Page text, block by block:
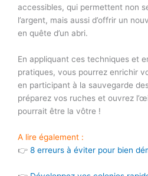
accessibles, qui permettent non
l’argent, mais aussi d’offrir un
en quête d’un abri.
En appliquant ces techniques et
pratiques, vous pourrez enrichir
en participant à la sauvegarde
préparez vos ruches et ouvrez
pourrait être la vôtre !
A lire également :
👉 8 erreurs à éviter pour bien